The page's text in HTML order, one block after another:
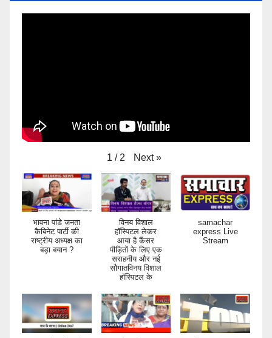
1 / 2 Next »
भावना पांडे जनता
कैबिनेट पार्टी की
राष्ट्रीय अध्यक्ष का
बड़ा बयान ?
विनय विशाल
हॉस्पिटल लेकर
आया है कैंसर
पीड़ितों के लिए एक
सराहनीय और नई
सौगातविनय विशाल
हॉस्पिटल के
samachar
express Live
Stream